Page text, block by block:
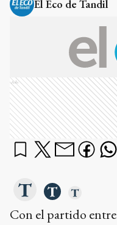
El Eco de Tandil
Ads
Con el partido